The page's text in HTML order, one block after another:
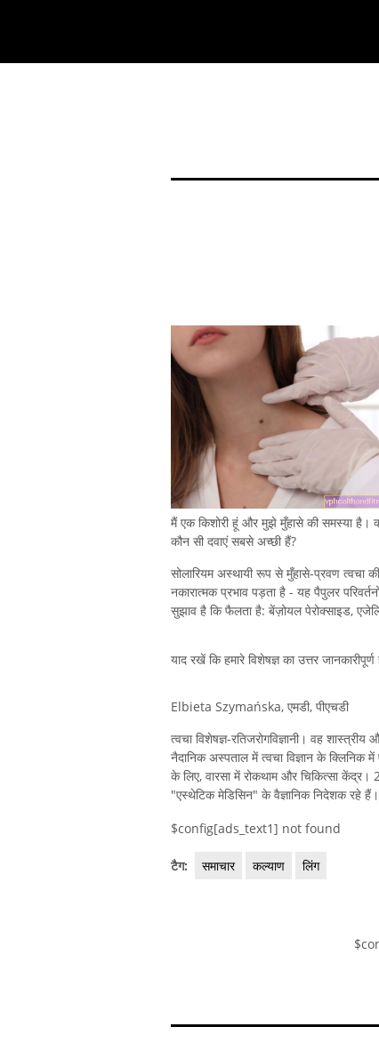
मैं एक किशोरी हूं और मुझे मुँहासे की समस्या है।
कौन सी दवाएं सबसे अच्छी हैं?
सोलारियम अस्थायी रूप से मुँहासे-प्रवण त्वचा
नकारात्मक प्रभाव पड़ता है - यह पैपुलर
सुझाव है कि फैलता है: बेंज़ोयल पेरोक्साइड,
याद रखें कि हमारे विशेषज्ञ का उत्तर
Elbieta Szymańska, एमडी, पीएचडी
त्वचा विशेषज्ञ-रतिजरोगविज्ञानी। वह
नैदानिक ​​अस्पताल में त्वचा विज्ञान के
के लिए, वारसा में रोकथाम और चिकित्सा
"एस्थेटिक मेडिसिन" के वैज्ञानिक निदेशक रहे हैं।
$config[ads_text1] not found
टैग: समाचार कल्याण लिंग